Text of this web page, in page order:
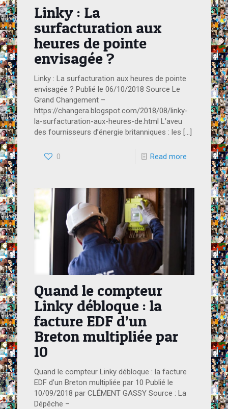
Linky : La
surfacturation aux
heures de pointe
envisagée ?
Linky : La surfacturation aux heures de pointe
envisagée ? Publié le 06/10/2018 Source Le
Grand Changement –
https://changera.blogspot.com/2018/08/linky-
la-surfacturation-aux-heures-de.html L’aveu
des fournisseurs d’énergie britanniques : les […]
0 Read more
Quand le compteur
Linky débloque : la
facture EDF d’un
Breton multipliée par
10
Quand le compteur Linky débloque : la facture
EDF d’un Breton multipliée par 10 Publié le
10/09/2018 par CLÉMENT GASSY Source : La
Dépêche –